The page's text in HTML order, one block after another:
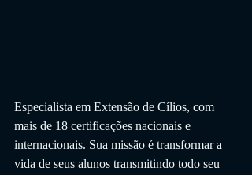
Especialista em Extensão de Cílios, com
mais de 18 certificações nacionais e
internacionais. Sua missão é transformar a
vida de seus alunos transmitindo todo seu